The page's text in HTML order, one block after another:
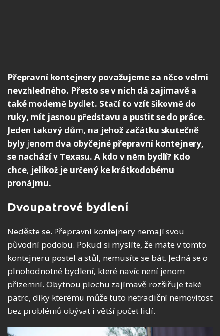
Přepravní kontejnery považujeme za něco velmi
nevzhledného. Přesto se v nich dá zajímavě a
také moderně bydlet. Stačí to vzít šikovně do
ruky, mít jasnou představu a pustit se do práce.
Jeden takový dům, na jehož začátku skutečně
byly jenom dva obyčejné přepravní kontejnery,
se nachází v Texasu. A kdo v něm bydlí? Kdo
chce, jelikož je určený ke krátkodobému
pronájmu.
Dvoupatrové bydlení
Neděste se. Přepravní kontejnery nemají svou
původní podobu. Pokud si myslíte, že máte v tomto
kontejneru postel a stůl, nemusíte se bát. Jedná se o
plnohodnotné bydlení, které navíc není jenom
přízemní. Obytnou plochu zajímavě rozšiřuje také
patro, díky kterému může tuto netradiční nemovitost
bez problémů obývat i větší počet lidí.